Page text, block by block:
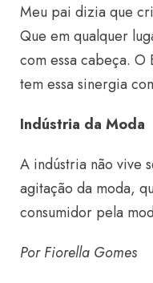
Meu pai dizia que
Que em qualquer
com essa cabeça.
tem essa sinergia
Indústria da Moda
A indústria não vive
agitação da moda,
consumidor pela
Por Fiorella Gomes